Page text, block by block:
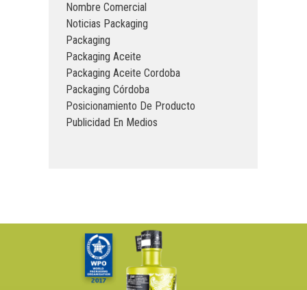
Nombre Comercial
Noticias Packaging
Packaging
Packaging Aceite
Packaging Aceite Cordoba
Packaging Córdoba
Posicionamiento De Producto
Publicidad En Medios